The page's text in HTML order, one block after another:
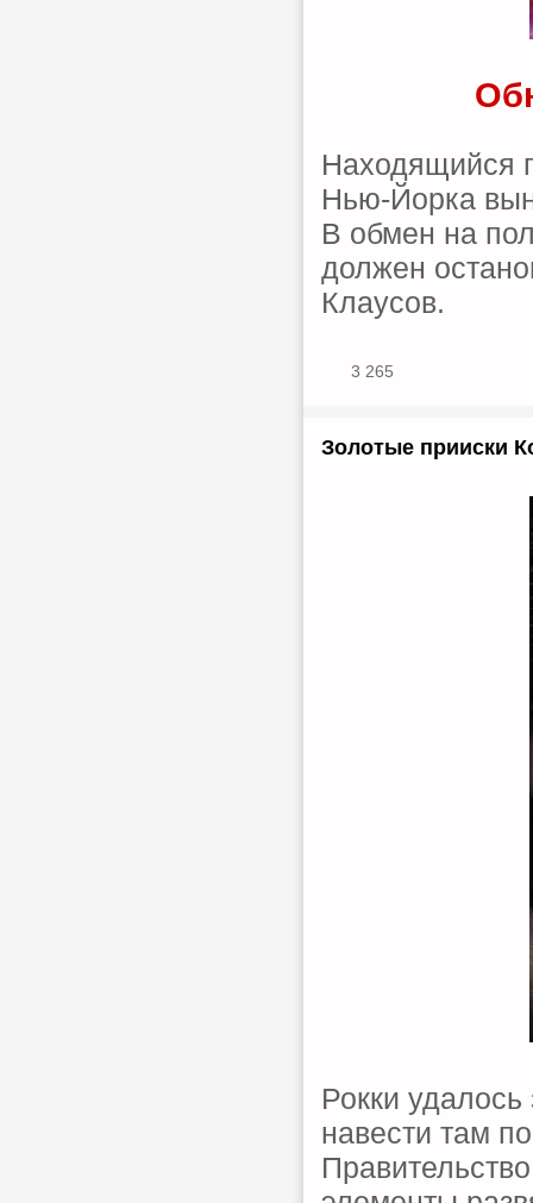
Находящийся
Нью-Йорка
В обмен на
должен
Клаусов.
3 265
Золотые прииски
Рокки удалось
навести там